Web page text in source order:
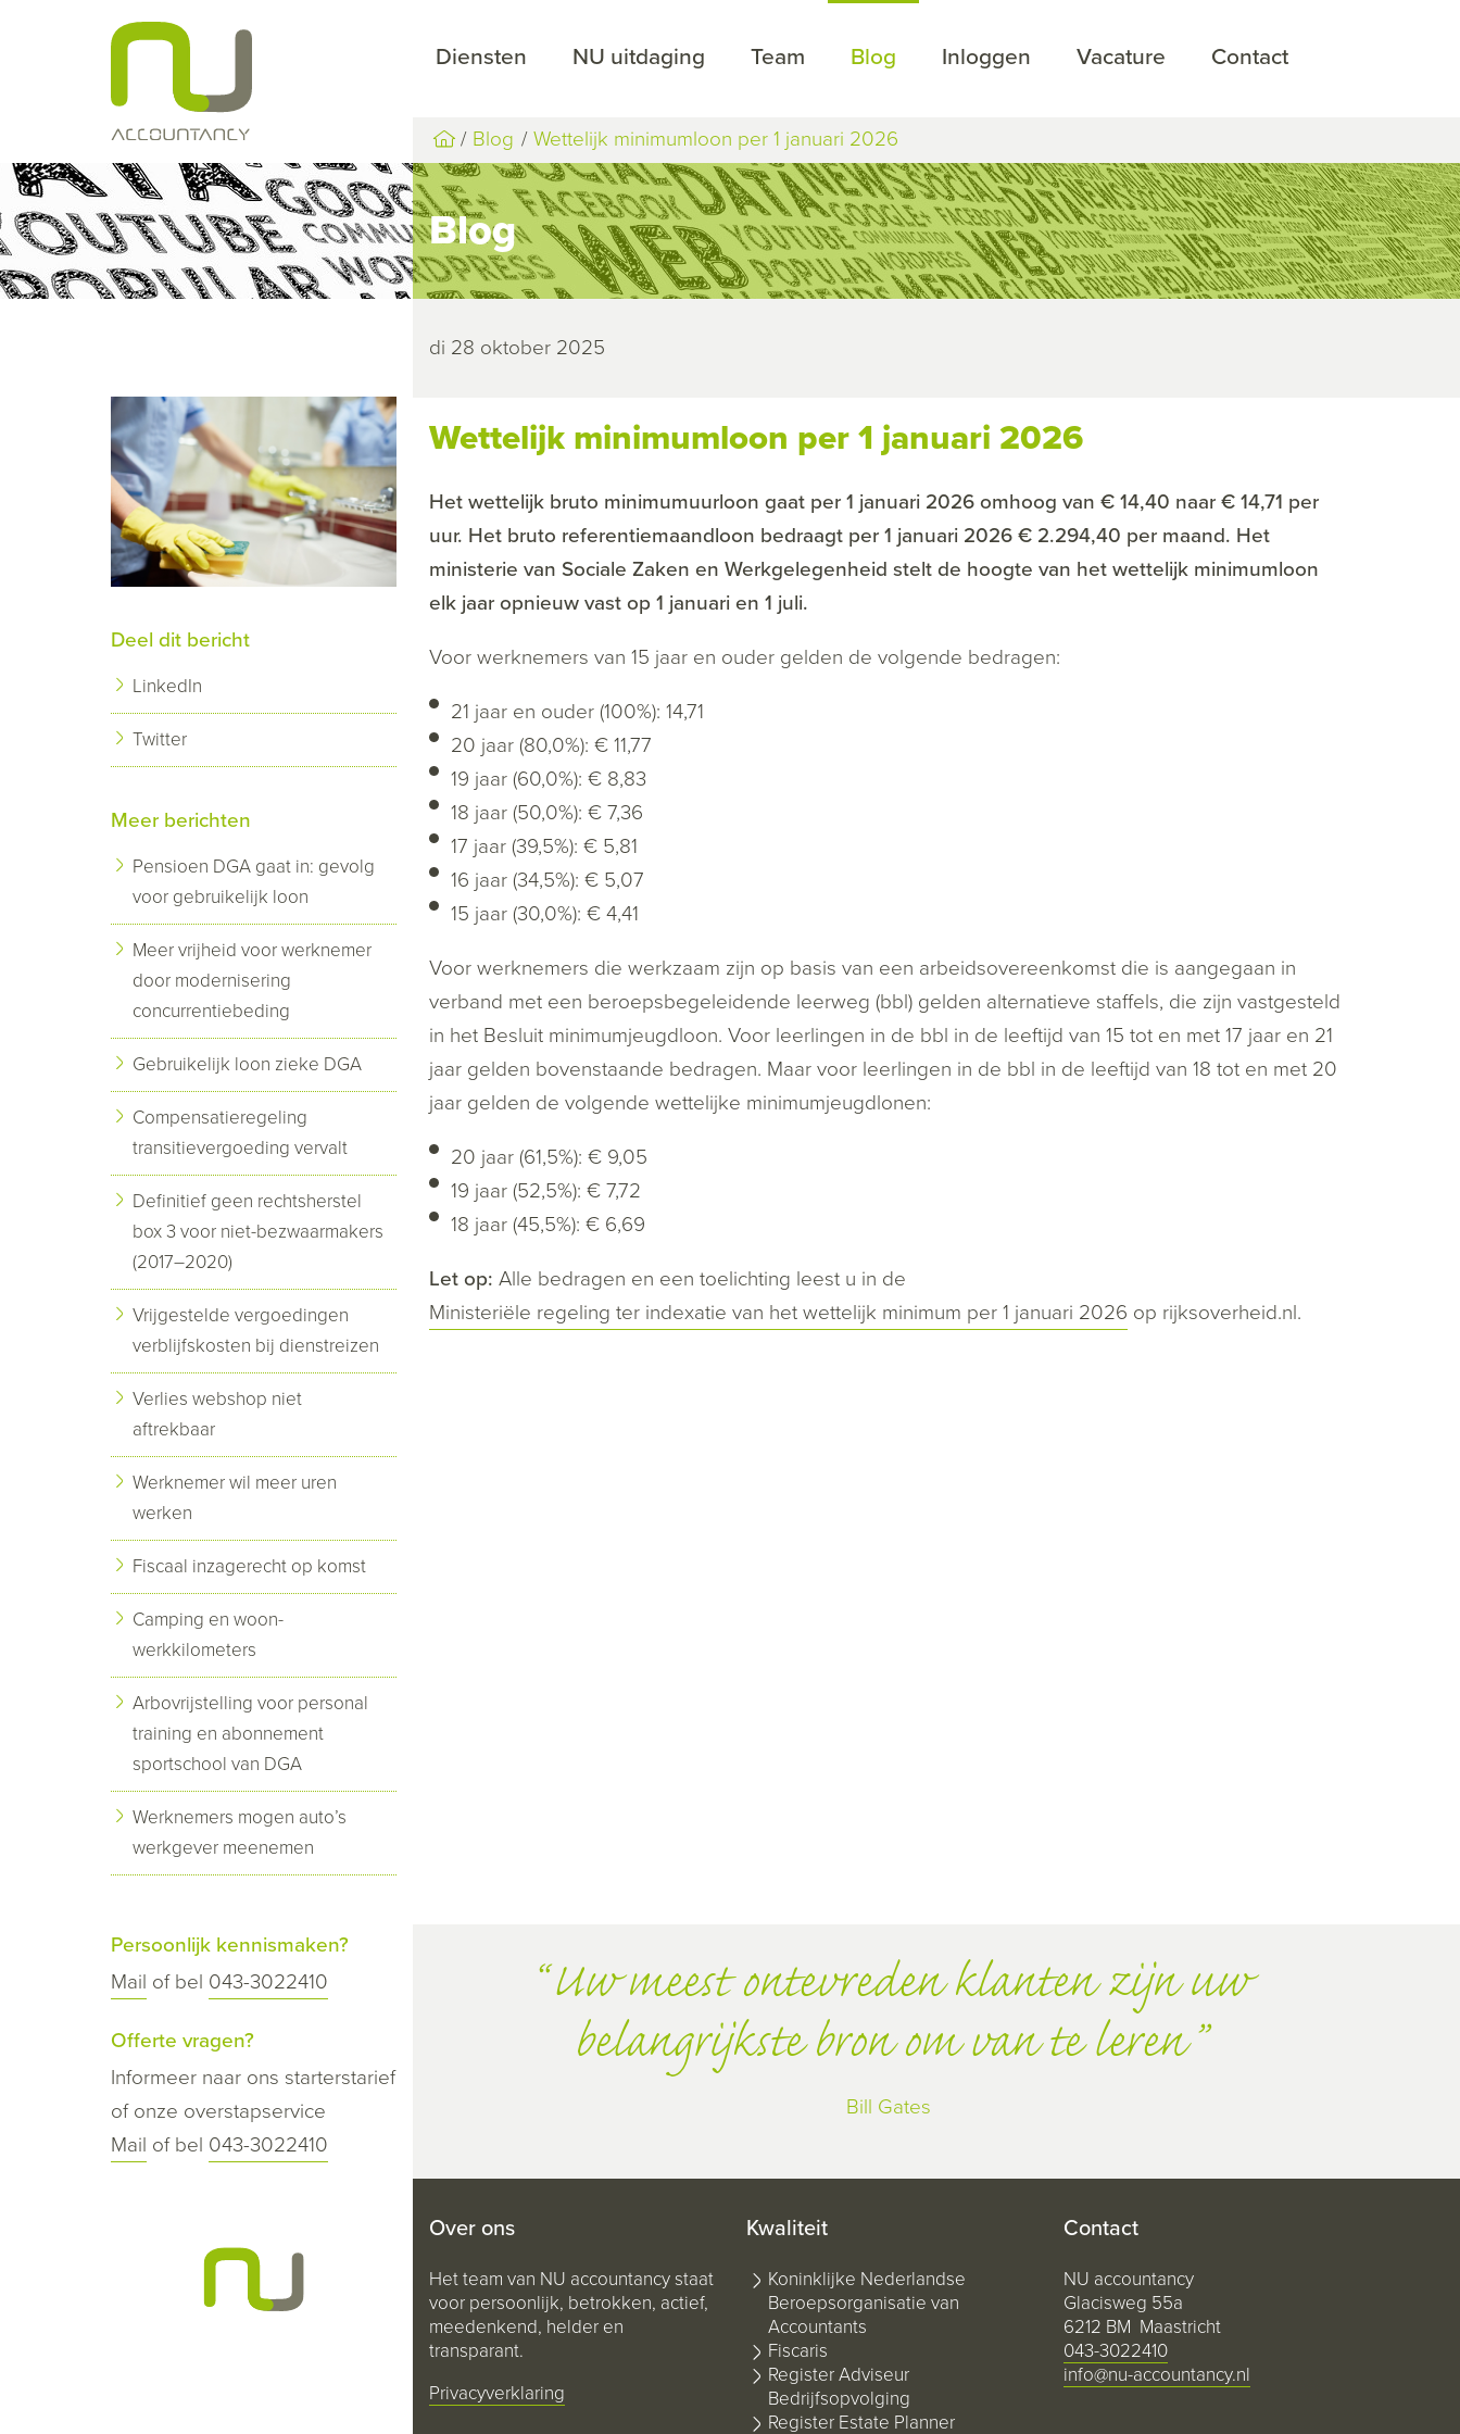
Diensten NU uitdaging Team Blog Inloggen Vacature Contact
Blog Wettelijk minimumloon per 1 januari 2026
Blog
di 28 oktober 2025
Wettelijk minimumloon per 1 januari 2026
Het wettelijk bruto minimumuurloon gaat per 1 januari 2026 omhoog van € 14,40 naar € 14,71 per
uur. Het bruto referentiemaandloon bedraagt per 1 januari 2026 € 2.294,40 per maand. Het
ministerie van Sociale Zaken en Werkgelegenheid stelt de hoogte van het wettelijk minimumloon
elk jaar opnieuw vast op 1 januari en 1 juli.
Voor werknemers van 15 jaar en ouder gelden de volgende bedragen:
21 jaar en ouder (100%): 14,71
20 jaar (80,0%): € 11,77
19 jaar (60,0%): € 8,83
18 jaar (50,0%): € 7,36
17 jaar (39,5%): € 5,81
16 jaar (34,5%): € 5,07
15 jaar (30,0%): € 4,41
Voor werknemers die werkzaam zijn op basis van een arbeidsovereenkomst die is aangegaan in
verband met een beroepsbegeleidende leerweg (bbl) gelden alternatieve staffels, die zijn vastgesteld
in het Besluit minimumjeugdloon. Voor leerlingen in de bbl in de leeftijd van 15 tot en met 17 jaar en 21
jaar gelden bovenstaande bedragen. Maar voor leerlingen in de bbl in de leeftijd van 18 tot en met 20
jaar gelden de volgende wettelijke minimumjeugdlonen:
20 jaar (61,5%): € 9,05
19 jaar (52,5%): € 7,72
18 jaar (45,5%): € 6,69
Let op: Alle bedragen en een toelichting leest u in de
Ministeriële regeling ter indexatie van het wettelijk minimum per 1 januari 2026 op rijksoverheid.nl.
Deel dit bericht
LinkedIn
Twitter
Meer berichten
Pensioen DGA gaat in: gevolg
voor gebruikelijk loon
Meer vrijheid voor werknemer
door modernisering
concurrentiebeding
Gebruikelijk loon zieke DGA
Compensatieregeling
transitievergoeding vervalt
Definitief geen rechtsherstel
box 3 voor niet-bezwaarmakers
(2017–2020)
Vrijgestelde vergoedingen
verblijfskosten bij dienstreizen
Verlies webshop niet
aftrekbaar
Werknemer wil meer uren
werken
Fiscaal inzagerecht op komst
Camping en woon-
werkkilometers
Arbovrijstelling voor personal
training en abonnement
sportschool van DGA
Werknemers mogen auto’s
werkgever meenemen
Persoonlijk kennismaken?
Mail of bel 043-3022410
Offerte vragen?
Informeer naar ons starterstarief
of onze overstapservice
Mail of bel 043-3022410
Uw meest ontevreden klanten zijn uw
belangrijkste bron om van te leren
Bill Gates
Over ons
Het team van NU accountancy staat
voor persoonlijk, betrokken, actief,
meedenkend, helder en
transparant.
Privacyverklaring
Kwaliteit
Koninklijke Nederlandse
Beroepsorganisatie van
Accountants
Fiscaris
Register Adviseur
Bedrijfsopvolging
Register Estate Planner
Contact
NU accountancy
Glacisweg 55a
6212 BM Maastricht
043-3022410
info@nu-accountancy.nl